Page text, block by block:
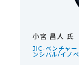
小宮 昌人 氏
JIC-ベンチャー
ンシパル/イノ